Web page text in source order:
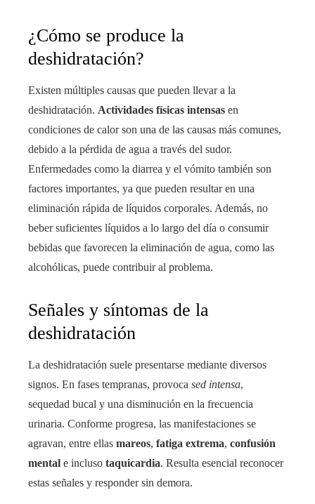
¿Cómo se produce la
deshidratación?
Existen múltiples causas que pueden llevar a la
deshidratación. Actividades físicas intensas en
condiciones de calor son una de las causas más comunes,
debido a la pérdida de agua a través del sudor.
Enfermedades como la diarrea y el vómito también son
factores importantes, ya que pueden resultar en una
eliminación rápida de líquidos corporales. Además, no
beber suficientes líquidos a lo largo del día o consumir
bebidas que favorecen la eliminación de agua, como las
alcohólicas, puede contribuir al problema.
Señales y síntomas de la
deshidratación
La deshidratación suele presentarse mediante diversos
signos. En fases tempranas, provoca sed intensa,
sequedad bucal y una disminución en la frecuencia
urinaria. Conforme progresa, las manifestaciones se
agravan, entre ellas mareos, fatiga extrema, confusión
mental e incluso taquicardia. Resulta esencial reconocer
estas señales y responder sin demora.